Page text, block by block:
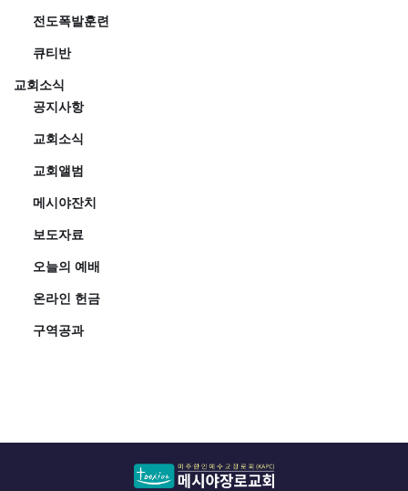
전도폭발훈련
큐티반
교회소식
공지사항
교회소식
교회앨범
메시야잔치
보도자료
오늘의 예배
온라인 헌금
구역공과